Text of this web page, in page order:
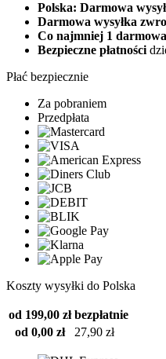
Polska: Darmowa
Darmowa wysyłka
Co najmniej 1
Bezpieczne płatności
Płać bezpiecznie
Za pobraniem
Przedpłata
Koszty wysyłki do Polska
od 199,00 zł bezpłatnie
od 0,00 zł
27,90 zł